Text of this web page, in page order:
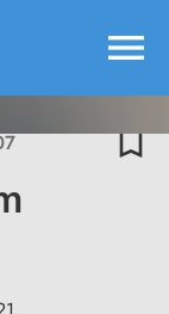
menu
bookmark_border